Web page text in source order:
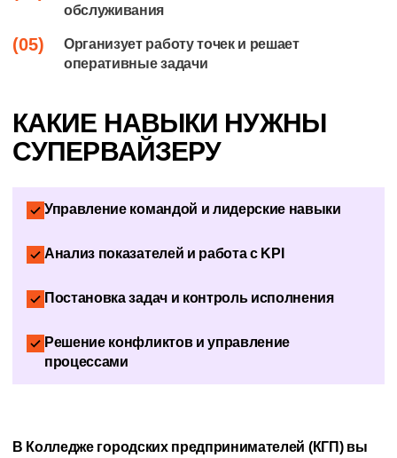
обслуживания
(05)
Организует работу точек и решает
оперативные задачи
КАКИЕ НАВЫКИ НУЖНЫ
СУПЕРВАЙЗЕРУ
Управление командой и лидерские навыки
Анализ показателей и работа с KPI
Постановка задач и контроль исполнения
Решение конфликтов и управление
процессами
В Колледже городских предпринимателей (КГП) вы